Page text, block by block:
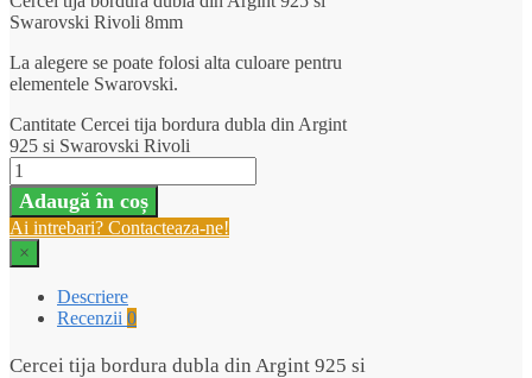
Swarovski Rivoli 8mm
La alegere se poate folosi alta culoare pentru
elementele Swarovski.
Cantitate Cercei tija bordura dubla din Argint
925 si Swarovski Rivoli
Adaugă în coș
Ai intrebari? Contacteaza-ne!
×
Descriere
Recenzii 0
Cercei tija bordura dubla din Argint 925 si